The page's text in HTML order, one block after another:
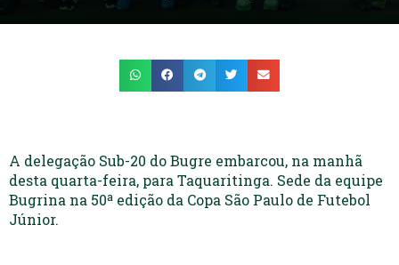
A delegação Sub-20 do Bugre embarcou, na manhã
desta quarta-feira, para Taquaritinga. Sede da equipe
Bugrina na 50ª edição da Copa São Paulo de Futebol
Júnior.